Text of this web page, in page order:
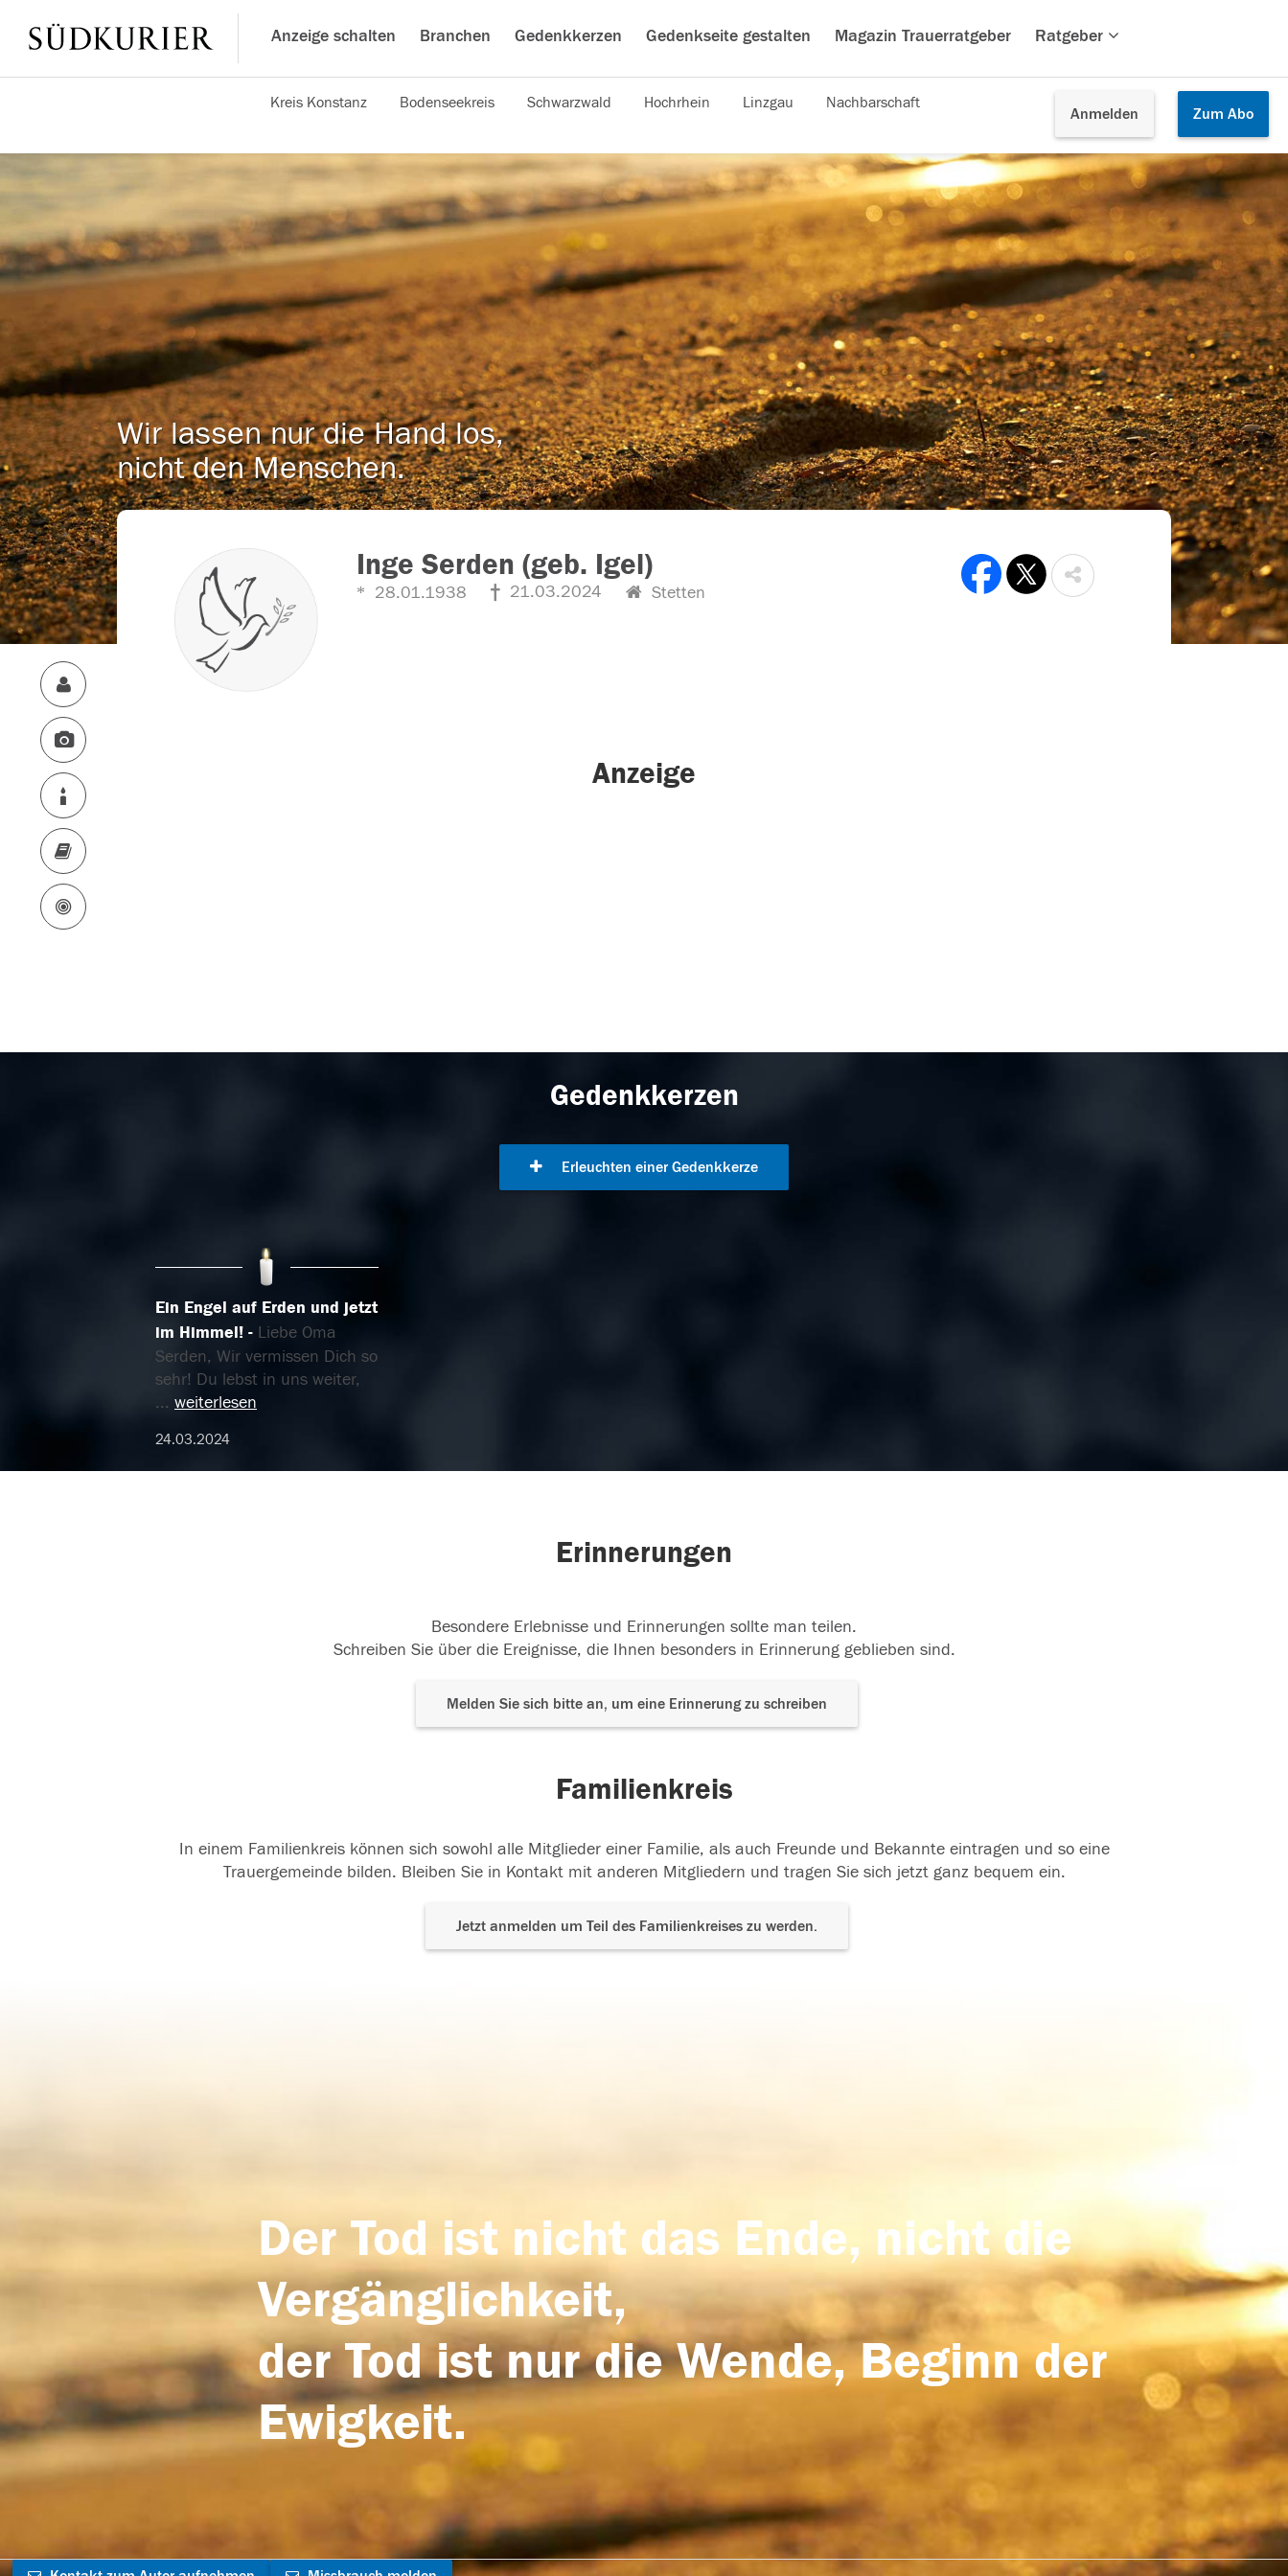
Anzeige schalten Branchen Gedenkkerzen Gedenkseite gestalten Magazin Trauerratgeber Ratgeber
Anmelden Zum Abo
Kreis Konstanz Bodenseekreis Schwarzwald Hochrhein Linzgau Nachbarschaft
Wir lassen nur die Hand los,
nicht den Menschen.
Inge Serden (geb. Igel)
28.01.1938 21.03.2024 Stetten
Anzeige
Gedenkkerzen
Erleuchten einer Gedenkkerze
Ein Engel auf Erden und jetzt
im Himmel!
Liebe Oma
Serden, Wir vermissen Dich so
sehr! Du lebst in uns weiter,
... weiterlesen
24.03.2024
Erinnerungen
Besondere Erlebnisse und Erinnerungen sollte man teilen.
Schreiben Sie über die Ereignisse, die Ihnen besonders in Erinnerung geblieben sind.
Melden Sie sich bitte an, um eine Erinnerung zu schreiben
Familienkreis
In einem Familienkreis können sich sowohl alle Mitglieder einer Familie, als auch Freunde und Bekannte eintragen und so eine
Trauergemeinde bilden. Bleiben Sie in Kontakt mit anderen Mitgliedern und tragen Sie sich jetzt ganz bequem ein.
Jetzt anmelden um Teil des Familienkreises zu werden.
Der Tod ist nicht das Ende, nicht die
Vergänglichkeit,
der Tod ist nur die Wende, Beginn der
Ewigkeit.